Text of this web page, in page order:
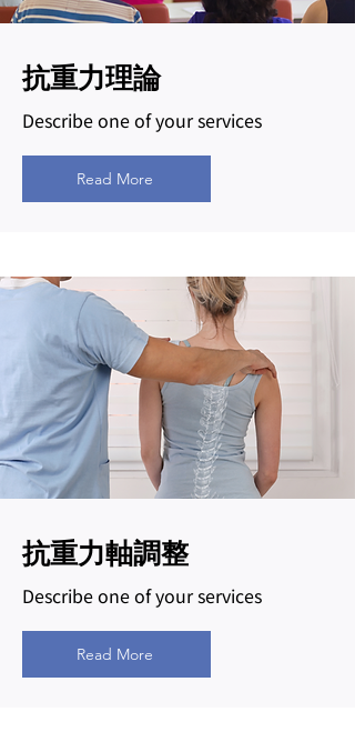
​抗重力理論
Describe one of your services
Read More
​抗重力軸調整
Describe one of your services
Read More